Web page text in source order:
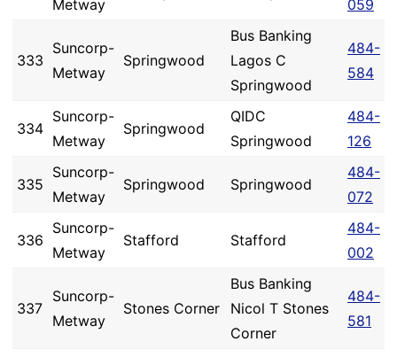
Metway
059
333
Suncorp-
Metway
Springwood
Bus Banking
Lagos C
Springwood
484-
584
334
Suncorp-
Metway
Springwood
QIDC
Springwood
484-
126
335
Suncorp-
Metway
Springwood Springwood
484-
072
336
Suncorp-
Metway
Stafford Stafford
484-
002
337
Suncorp-
Metway
Stones Corner
Bus Banking
Nicol T Stones
Corner
484-
581